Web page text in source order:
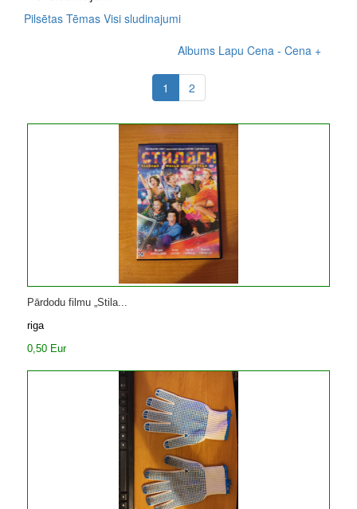
Pilsētas Tēmas Visi sludinajumi
Albums Lapu Cena - Cena +
1 2
Pārdodu filmu „Stila...
riga
0,50 Eur